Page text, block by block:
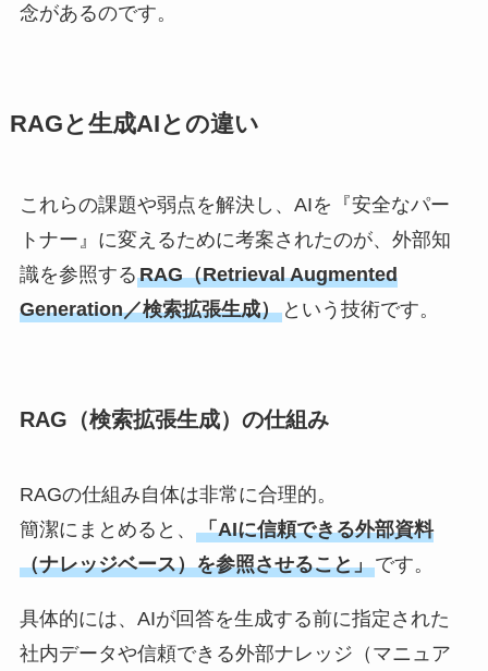
念があるのです。
RAGと生成AIとの違い
これらの課題や弱点を解決し、AIを『安全なパー
トナー』に変えるために考案されたのが、外部知
識を参照するRAG（Retrieval Augmented
Generation／検索拡張生成）という技術です。
RAG（検索拡張生成）の仕組み
RAGの仕組み自体は非常に合理的。
簡潔にまとめると、 「AIに信頼できる外部資料
（ナレッジベース）を参照させること」です。
具体的には、AIが回答を生成する前に指定された
社内データや信頼できる外部ナレッジ（マニュア